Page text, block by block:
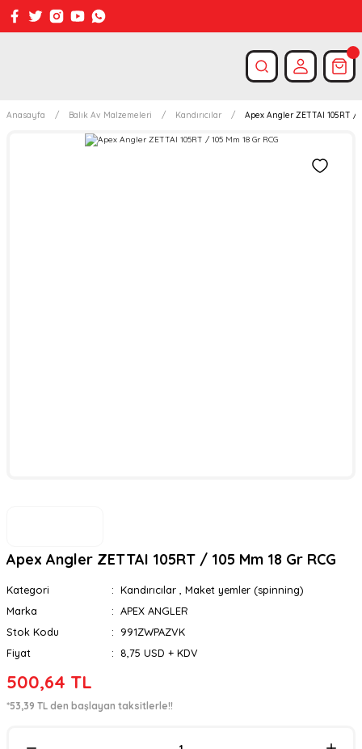
Anasayfa Balık Av Malzemeleri Kandırıcılar Apex Angler ZETTAI 105RT /
Apex Angler ZETTAI 105RT / 105 Mm 18 Gr RCG
Kategori Kandırıcılar
Maket yemler (spinning)
Marka
APEX ANGLER
Stok Kodu
991ZWPAZVK
Fiyat
8,75 USD + KDV
500,64 TL
*53,39 TL den başlayan taksitlerle!!